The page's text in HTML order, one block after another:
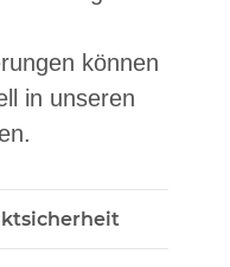
können
in unseren